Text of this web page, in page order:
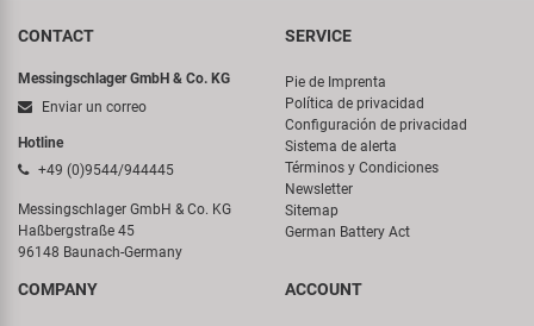
CONTACT
Messingschlager GmbH & Co. KG
Enviar un correo
Hotline
+49 (0)9544/944445
Messingschlager GmbH & Co. KG
Haßbergstraße 45
96148 Baunach-Germany
SERVICE
Pie de Imprenta
Política de privacidad
Configuración de privacidad
Sistema de alerta
Términos y Condiciones
Newsletter
Sitemap
German Battery Act
COMPANY ACCOUNT